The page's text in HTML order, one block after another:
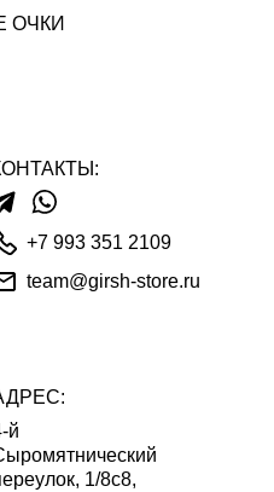
ОЧКИ
+7 993 351 2109
й
1/8с8,
team@girsh-store.ru